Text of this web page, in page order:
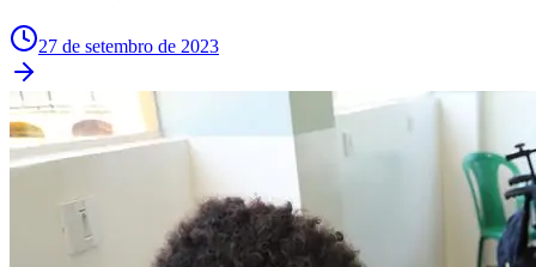
27 de setembro de 2023